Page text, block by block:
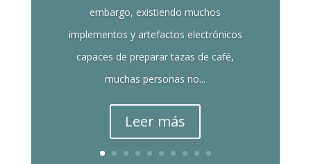
embargo, existiendo muchos
implementos y artefactos electrónicos
capaces de preparar tazas de café,
muchas personas no...
Leer más